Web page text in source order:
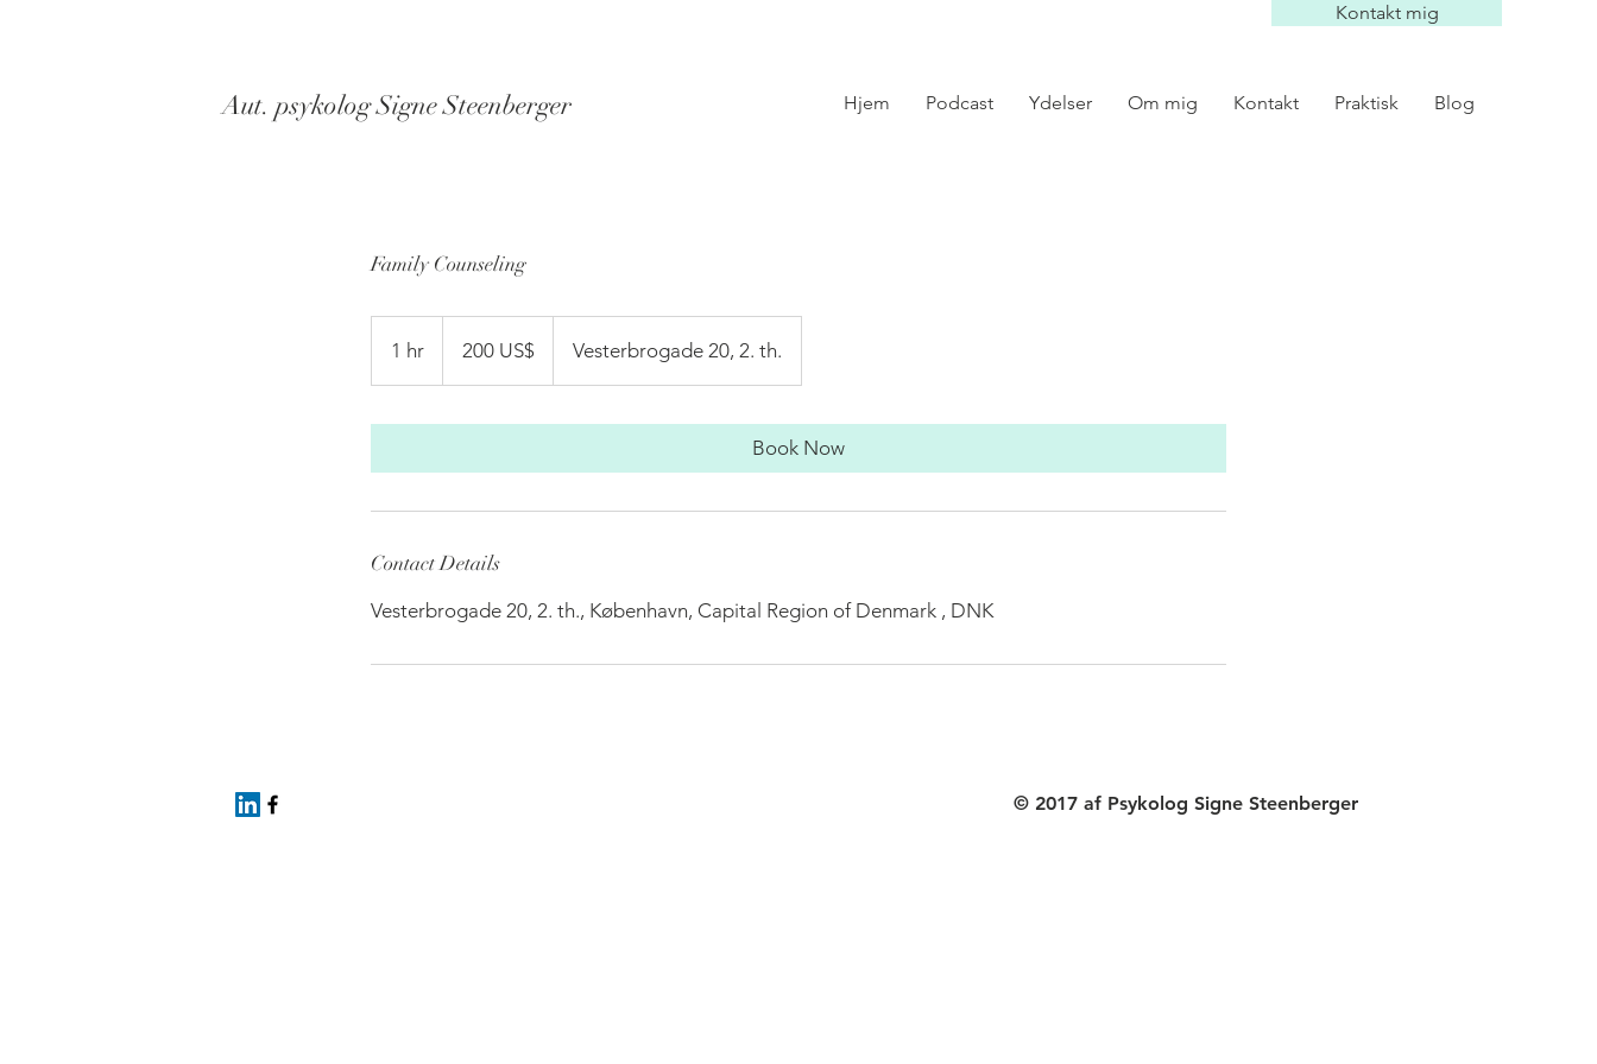
Kontakt mig
Hjem Podcast Ydelser Om mig Kontakt Praktisk Blog
Aut. psykolog Signe Steenberger
Family Counseling
1 hr
h
dollar200 US$ Vesterbrogade 20, 2. th.
Book Now
Contact Details
Vesterbrogade 20, 2. th., København, Capital Region of Denmark , DNK
© 2017 af Psykolog Signe Steenberger